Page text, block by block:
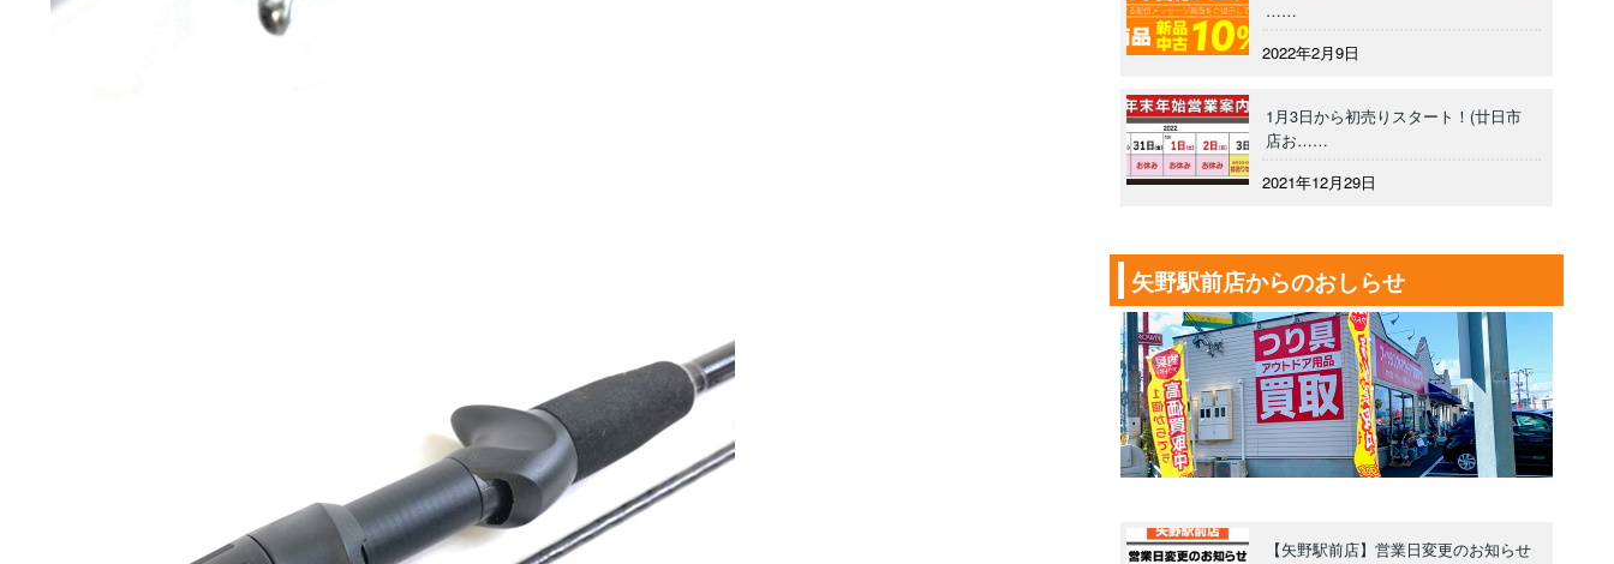
……
2022年2月9日
1月3日から初売りスタート！(廿日市
店お……
2021年12月29日
矢野駅前店からのおしらせ
【矢野駅前店】営業日変更のお知らせ